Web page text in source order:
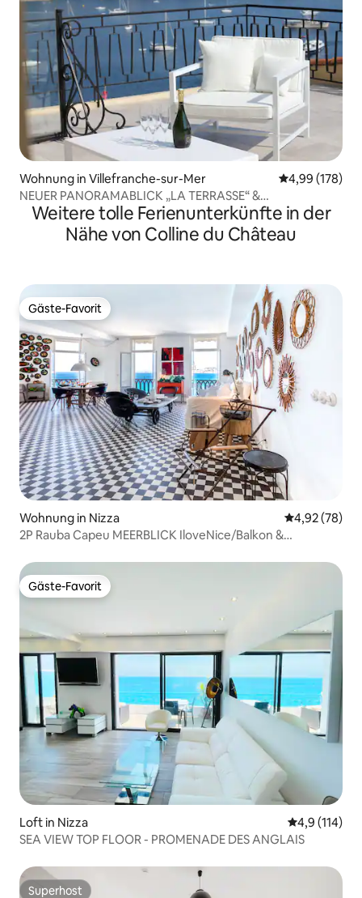
Wohnung in Villefranche-sur-Mer
4,99 (178)
NEUER PANORAMABLICK „LA TERRASSE“ &
LUXUSKOMFORT
Weitere tolle Ferienunterkünfte in der
Nähe von Colline du Château
Gäste-Favorit
Gäste-Favorit
Wohnung in Nizza
4,92 (78)
2P Rauba Capeu MEERBLICK IloveNice/Balkon &
Gäste-Favorit
Gäste-Favorit
Loft in Nizza
4,9 (114)
SEA VIEW TOP FLOOR - PROMENADE DES ANGLAIS
Superhost